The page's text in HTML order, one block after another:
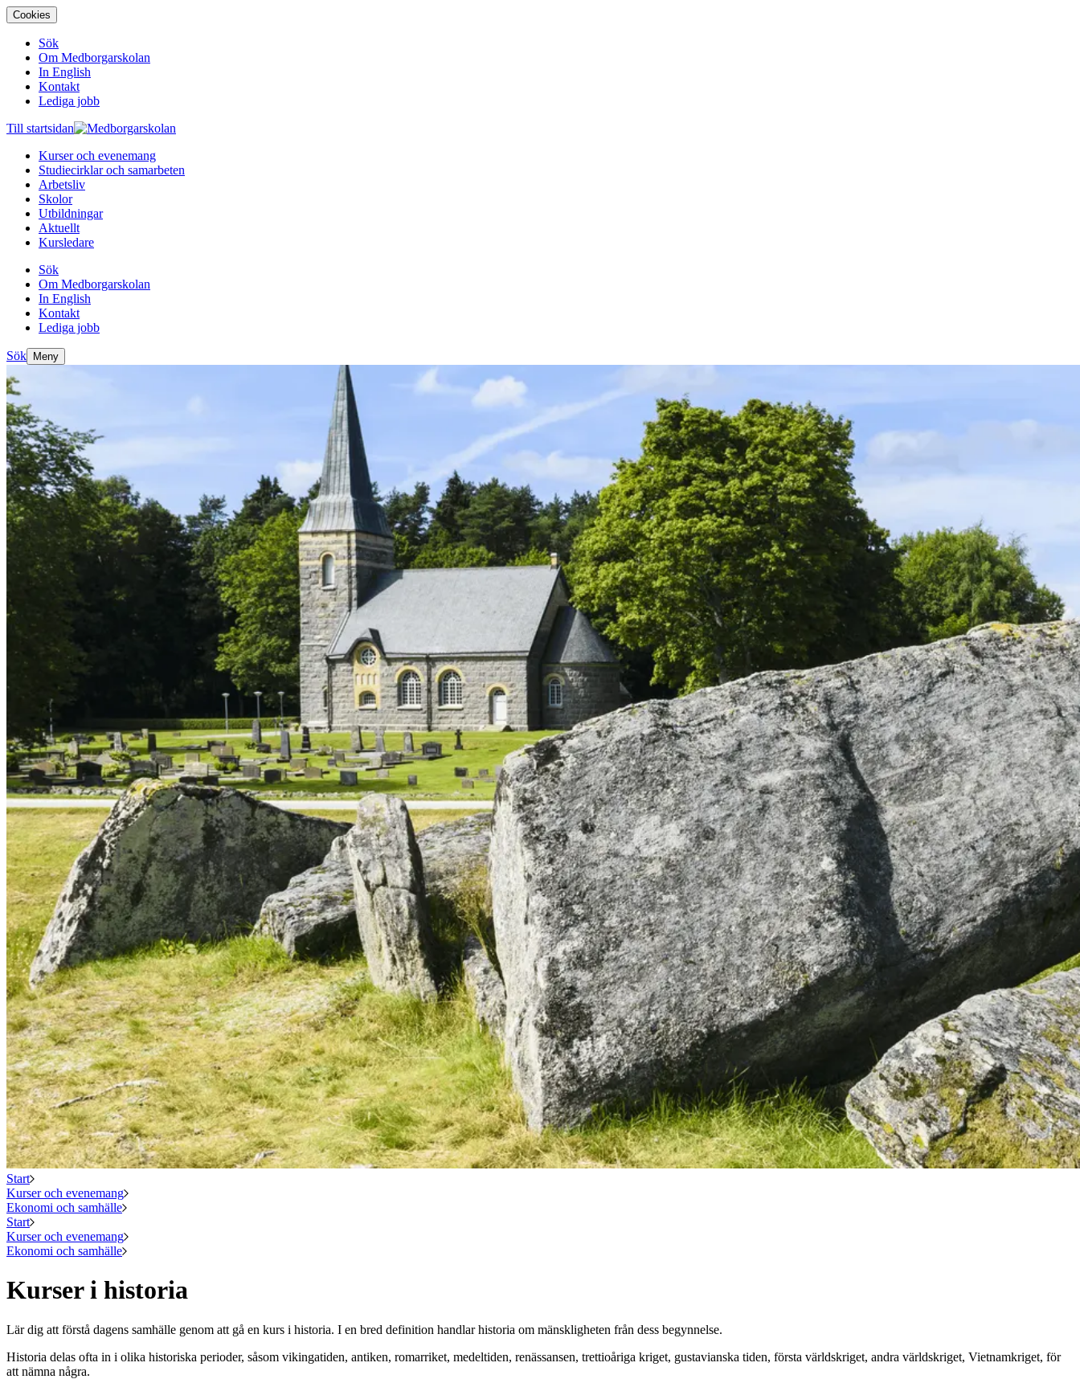
Cookies
Sök
Om Medborgarskolan
In English
Kontakt
Lediga jobb
Till startsidan
Kurser och evenemang
Studiecirklar och samarbeten
Arbetsliv
Skolor
Utbildningar
Aktuellt
Kursledare
Sök
Om Medborgarskolan
In English
Kontakt
Lediga jobb
Sök Meny
Start
Kurser och evenemang
Ekonomi och samhälle
Start
Kurser och evenemang
Ekonomi och samhälle
Kurser i historia
Lär dig att förstå dagens samhälle genom att gå en kurs i historia. I en bred definition handlar historia om mänskligheten från dess begynnelse.
Historia delas ofta in i olika historiska perioder, såsom vikingatiden, antiken, romarriket, medeltiden, renässansen, trettioåriga kriget, gustavianska tiden, första världskriget, andra världskriget, Vietnamkriget, för
att nämna några.